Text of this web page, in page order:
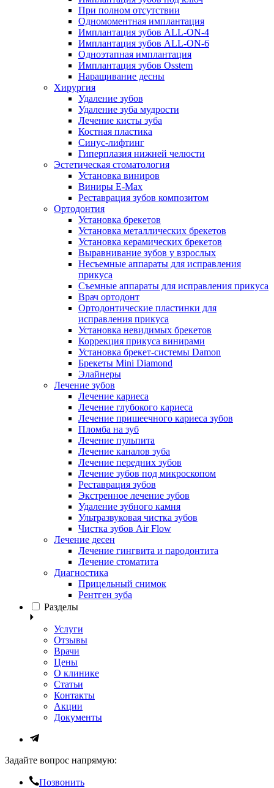
При полном отсутствии
Одномоментная имплантация
Имплантация зубов ALL-ON-4
Имплантация зубов ALL-ON-6
Одноэтапная имплантация
Имплантация зубов Osstem
Наращивание десны
Хирургия
Удаление зубов
Удаление зуба мудрости
Лечение кисты зуба
Костная пластика
Синус-лифтинг
Гиперплазия нижней челюсти
Эстетическая стоматология
Установка виниров
Виниры E-Max
Реставрация зубов композитом
Ортодонтия
Установка брекетов
Установка металлических брекетов
Установка керамических брекетов
Выравнивание зубов у взрослых
Несъемные аппараты для исправления
прикуса
Съемные аппараты для исправления прикуса
Врач ортодонт
Ортодонтические пластинки для
исправления прикуса
Установка невидимых брекетов
Коррекция прикуса винирами
Установка брекет-системы Damon
Брекеты Mini Diamond
Элайнеры
Лечение зубов
Лечение кариеса
Лечение глубокого кариеса
Лечение пришеечного кариеса зубов
Пломба на зуб
Лечение пульпита
Лечение каналов зуба
Лечение передних зубов
Лечение зубов под микроскопом
Реставрация зубов
Экстренное лечение зубов
Удаление зубного камня
Ультразвуковая чистка зубов
Чистка зубов Air Flow
Лечение десен
Лечение гингвита и пародонтита
Лечение стоматита
Диагностика
Прицельный снимок
Рентген зуба
Разделы
Услуги
Отзывы
Врачи
Цены
О клинике
Статьи
Контакты
Акции
Документы
Задайте вопрос напрямую:
Позвонить